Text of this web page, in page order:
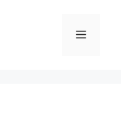
Menu